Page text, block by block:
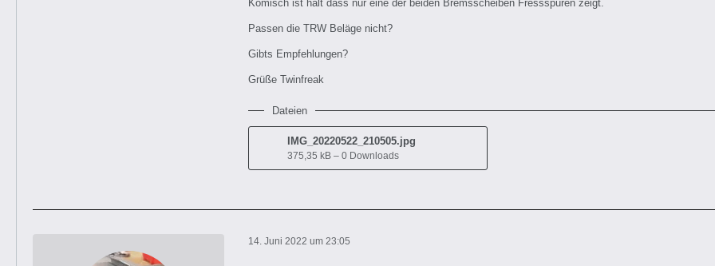
Komisch ist halt dass nur eine der beiden Bremsscheiben Fressspuren zeigt.
Passen die TRW Beläge nicht?
Gibts Empfehlungen?
Grüße Twinfreak
Dateien
IMG_20220522_210505.jpg
375,35 kB – 0 Downloads
14. Juni 2022 um 23:05